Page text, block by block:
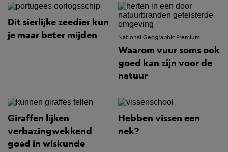
Dit sierlijke zeedier kun
je maar beter mijden
National Geographic Premium
Waarom vuur soms ook
goed kan zijn voor de
natuur
Giraffen lijken
verbazingwekkend
goed in wiskunde
Hebben vissen een
nek?